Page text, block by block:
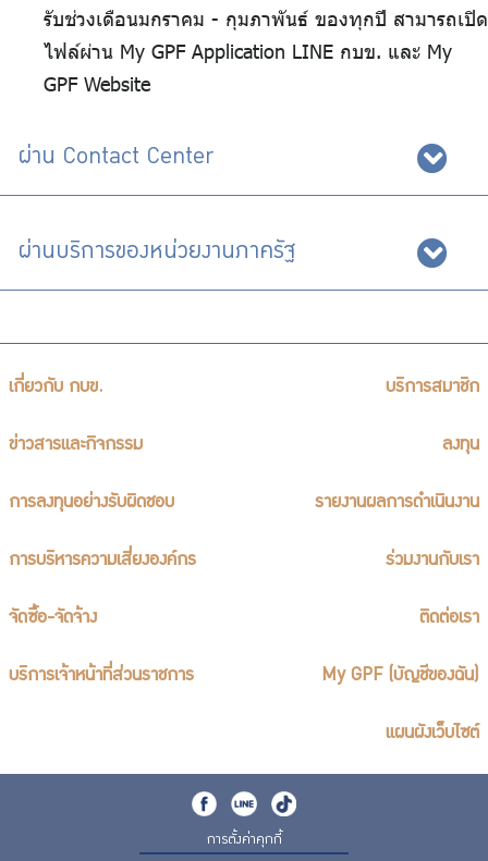
รับช่วงเดือนมกราคม - กุมภาพันธ์ ของทุกปี สามารถเปิด
ไฟล์ผ่าน My GPF Application LINE กบข. และ My
GPF Website
ผ่าน Contact Center
ผ่านบริการของหน่วยงานภาครัฐ
เกี่ยวกับ กบข. บริการสมาชิก
ข่าวสารและกิจกรรม ลงทุน
การลงทุนอย่างรับผิดชอบ รายงานผลการดำเนินงาน
การบริหารความเสี่ยงองค์กร ร่วมงานกับเรา
จัดซื้อ-จัดจ้าง ติดต่อเรา
บริการเจ้าหน้าที่ส่วนราชการ My GPF (บัญชีของฉัน)
แผนผังเว็บไซต์
การตั้งค่าคุกกี้